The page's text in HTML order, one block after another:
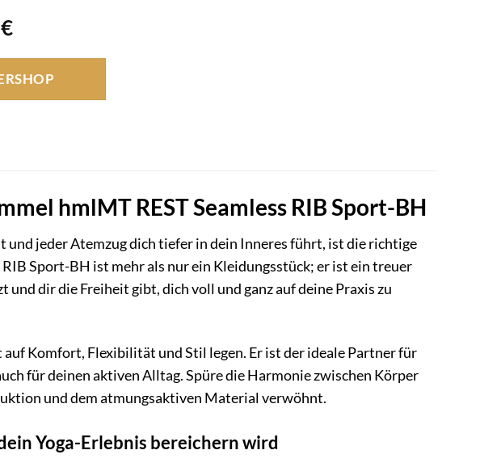
€Aktueller
ist:
39,36 €.
hmlMT REST Seamless RIB Sport-BH
und jeder Atemzug dich tiefer in dein Inneres führt, ist die richtige
RIB Sport-BH ist mehr als nur ein Kleidungsstück; er ist ein treuer
dir die Freiheit gibt, dich voll und ganz auf deine Praxis zu
Komfort, Flexibilität und Stil legen. Er ist der ideale Partner für
für deinen aktiven Alltag. Spüre die Harmonie zwischen Körper
und dem atmungsaktiven Material verwöhnt.
Yoga-Erlebnis bereichern wird